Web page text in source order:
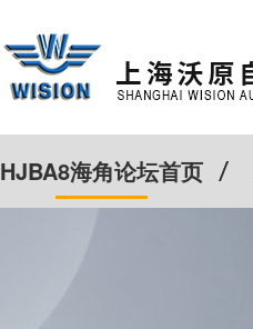
HJBA8海角论坛首页